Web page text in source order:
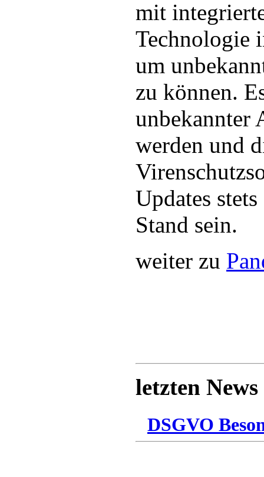
mit
Technologie
um
zu können.
unbekannter
werden und
Updates
Stand sein.
weiter zu
letzten News
DSGVO